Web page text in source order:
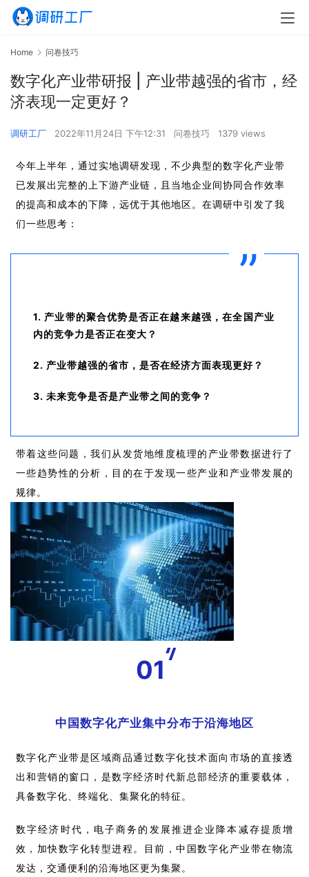
Home 问卷技巧
数字化产业带研报 | 产业带越强的省市，经
济表现一定更好？
调研工厂 2022年11月24日 下午12:31 问卷技巧 1379 views
今年上半年，通过实地调研发现，不少典型的数字化产业带
已发展出完整的上下游产业链，且当地企业间协同合作效率
的提高和成本的下降，远优于其他地区。在调研中引发了我
们一些思考：
”
1. 产业带的聚合优势是否正在越来越强，在全国产业
内的竞争力是否正在变大？
2. 产业带越强的省市，是否在经济方面表现更好？
3. 未来竞争是否是产业带之间的竞争？
带着这些问题，我们从发货地维度梳理的产业带数据进行了
一些趋势性的分析，目的在于发现一些产业和产业带发展的
规律。
01
中国数字化产业集中分布于沿海地区
数字化产业带是区域商品通过数字化技术面向市场的直接透
出和营销的窗口，是数字经济时代新总部经济的重要载体，
具备数字化、终端化、集聚化的特征。
数字经济时代，电子商务的发展推进企业降本减存提质增
效，加快数字化转型进程。目前，中国数字化产业带在物流
发达，交通便利的沿海地区更为集聚。